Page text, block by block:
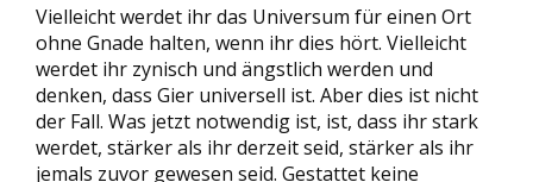
Vielleicht werdet ihr das Universum für einen Ort
ohne Gnade halten, wenn ihr dies hört. Vielleicht
werdet ihr zynisch und ängstlich werden und
denken, dass Gier universell ist. Aber dies ist nicht
der Fall. Was jetzt notwendig ist, ist, dass ihr stark
werdet, stärker als ihr derzeit seid, stärker als ihr
jemals zuvor gewesen seid. Gestattet keine